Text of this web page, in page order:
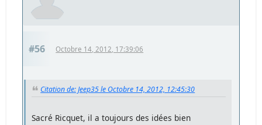
#56 Octobre 14, 2012, 17:39:06
Citation de: Jeep35 le Octobre 14, 2012, 12:45:30
Sacré Ricquet, il a toujours des idées bien